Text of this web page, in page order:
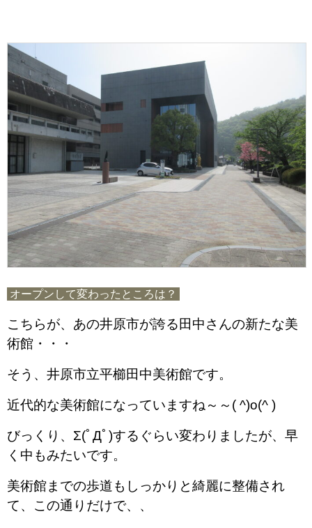
オープンして変わったところは？
こちらが、あの井原市が誇る田中さんの新たな美
術館・・・
そう、井原市立平櫛田中美術館です。
近代的な美術館になっていますね～～( ^)o(^ )
びっくり、Σ(ﾟДﾟ)するぐらい変わりましたが、 早
く中もみたいです。
美術館までの歩道もしっかりと綺麗に整備され
て、この通りだけで、、